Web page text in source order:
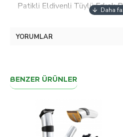
Patikli Eldivenli Tüylü Erkek
YORUMLAR
BENZER ÜRÜNLER